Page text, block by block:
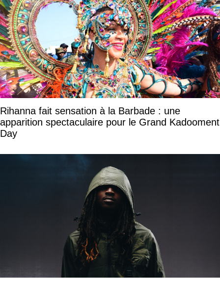
Rihanna fait sensation à la Barbade : une
apparition spectaculaire pour le Grand Kadooment
Day